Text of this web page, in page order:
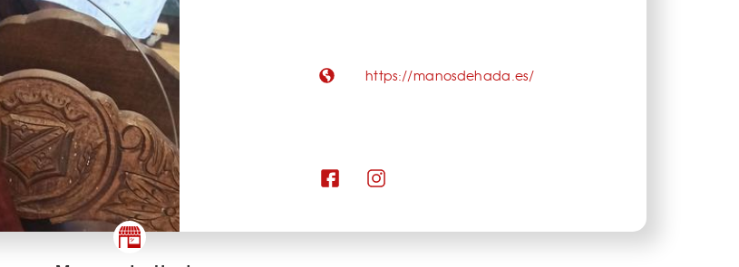
https://manosdehada.es/